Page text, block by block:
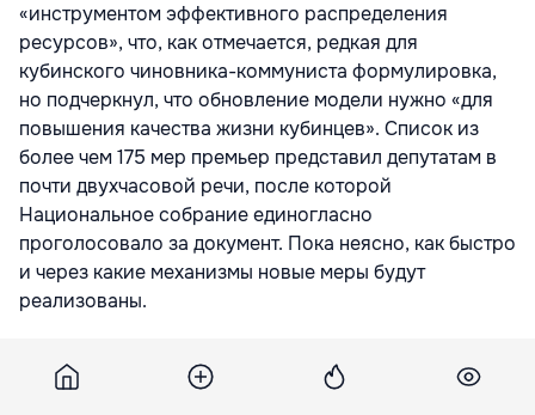
«инструментом эффективного распределения
ресурсов», что, как отмечается, редкая для
кубинского чиновника-коммуниста формулировка,
но подчеркнул, что обновление модели нужно «для
повышения качества жизни кубинцев». Список из
более чем 175 мер премьер представил депутатам в
почти двухчасовой речи, после которой
Национальное собрание единогласно
проголосовало за документ. Пока неясно, как быстро
и через какие механизмы новые меры будут
реализованы.
либерализации кубинской экономики обсуждались